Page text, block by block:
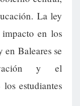
La ley
en los
en Baleares se
y el
estudiantes